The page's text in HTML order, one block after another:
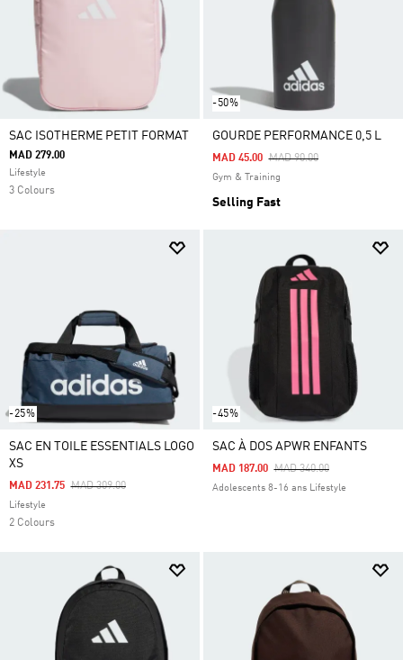
SAC ISOTHERME PETIT FORMAT
MAD 279.00
Lifestyle
3 Colours
-50%
GOURDE PERFORMANCE 0,5 L
Price Reduced From
MAD 90.00To
MAD 45.00
Gym & Training
Selling Fast
-25%
SAC EN TOILE ESSENTIALS LOGO
XS
Price Reduced From
MAD 309.00To
MAD 231.75
Lifestyle
2 Colours
-45%
SAC À DOS APWR ENFANTS
Price Reduced From
MAD 340.00To
MAD 187.00
Adolescents 8-16 ans Lifestyle